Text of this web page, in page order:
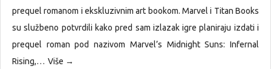
prequel romanom i ekskluzivnim art bookom. Marvel i Titan Books
su službeno potvrdili kako pred sam izlazak igre planiraju izdati i
prequel roman pod nazivom Marvel’s Midnight Suns: Infernal
Rising,… Više →